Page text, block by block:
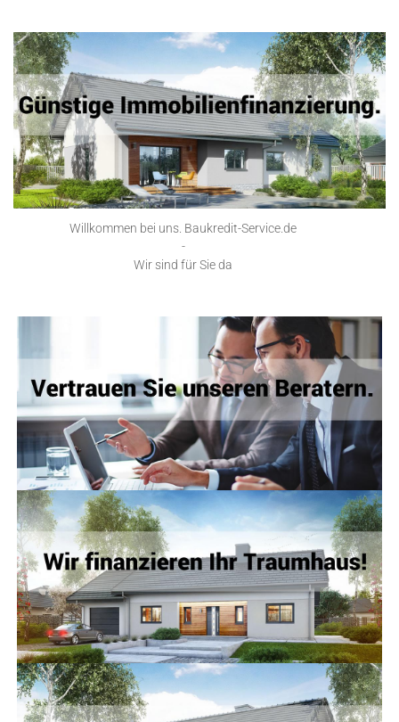
Willkommen bei uns. Baukredit-Service.de
-
Wir sind für Sie da